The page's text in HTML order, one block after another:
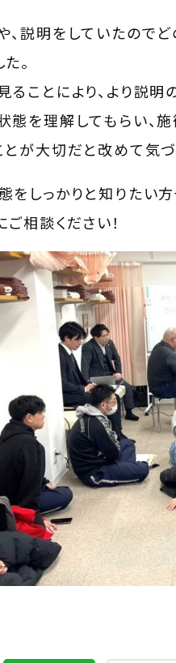
、説明をしていたので
。
ことにより、より説明
態を理解してもらい、
とが大切だと改めて気づ
をしっかりと知りたい
相談ください！